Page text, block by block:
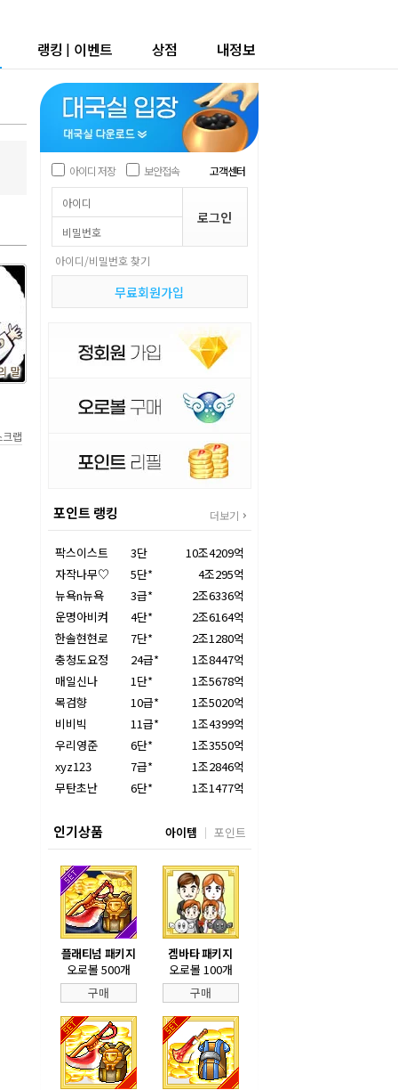
랭킹 | 이벤트 상점 내정보
크랩
아이디 저장 보안접속 고객센터
아이디/비밀번호 찾기
무료회원가입
포인트 랭킹 더보기
팍스이스트 3단
10조4209억
자작나무♡
5단*
4조295억
뉴욕n뉴욕
3급*
2조6336억
운명아비켜
4단*
2조6164억
한솔현현로
7단*
2조1280억
충청도요정
24급*
1조8447억
매일신나
1단*
1조5678억
목검향
10급*
1조5020억
비비빅
11급*
1조4399억
우리영준
6단*
1조3550억
xyz123
7급*
1조2846억
무탄초난
6단* 1조1477억
인기상품 아이템 포인트
플래티넘 패키지
오로볼 500개
구매
겜바타 패키지
오로볼 100개
구매